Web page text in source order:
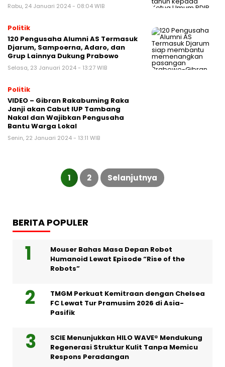
Rabu, 24 Januari 2024 - 08:04 WIB
Politik
120 Pengusaha Alumni AS Termasuk
Djarum, Sampoerna, Adaro, dan
Grup Lainnya Dukung Prabowo
Selasa, 23 Januari 2024 - 13:27 WIB
Politik
VIDEO – Gibran Rakabuming Raka
Janji akan Cabut IUP Tambang
Nakal dan Wajibkan Pengusaha
Bantu Warga Lokal
Senin, 22 Januari 2024 - 13:11 WIB
Paginasi
1 2 Selanjutnya
BERITA POPULER
Mouser Bahas Masa Depan Robot
Humanoid Lewat Episode “Rise of the
Robots”
TMGM Perkuat Kemitraan dengan Chelsea
FC Lewat Tur Pramusim 2026 di Asia-
Pasifik
SCIE Menunjukkan HILO WAVE® Mendukung
Regenerasi Struktur Kulit Tanpa Memicu
Respons Peradangan